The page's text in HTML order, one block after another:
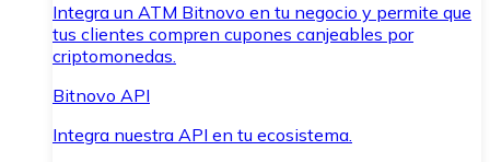
Integra un ATM Bitnovo en tu negocio y permite que
tus clientes compren cupones canjeables por
criptomonedas.
Bitnovo API
Integra nuestra API en tu ecosistema.